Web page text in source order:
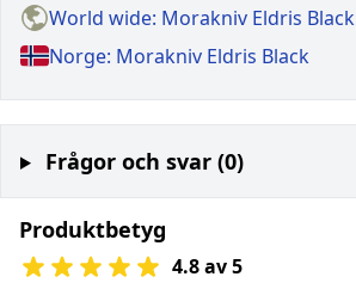
World wide: Morakniv Eldris Black
Norge: Morakniv Eldris Black
Frågor och svar (0)
Produktbetyg
4.8 av 5